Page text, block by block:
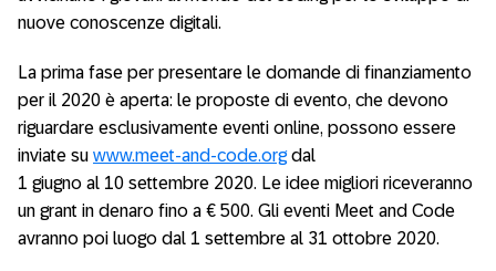
nuove conoscenze digitali.
La prima fase per presentare le domande di finanziamento
per il 2020 è aperta: le proposte di evento, che devono
riguardare esclusivamente eventi online, possono essere
inviate su www.meet-and-code.orgdal
1 giugno al 10 settembre 2020. Le idee migliori riceveranno
un grant in denaro fino a € 500. Gli eventi Meet and Code
avranno poi luogo dal 1 settembre al 31 ottobre 2020.